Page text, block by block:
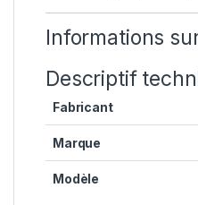
Informations
Descriptif
Fabricant
Marque
Modèle